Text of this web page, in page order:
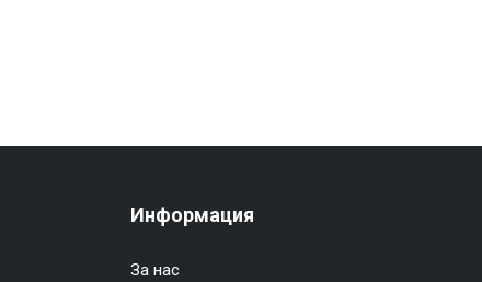
Информация
За нас